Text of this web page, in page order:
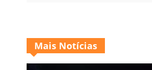
Mais Notícias